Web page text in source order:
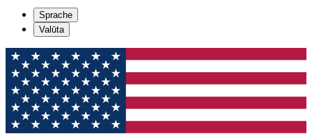
Sprache
Valūta